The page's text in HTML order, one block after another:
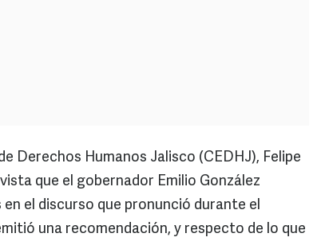
Derechos Humanos Jalisco (CEDHJ), Felipe
que el gobernador Emilio González
el discurso que pronunció durante el
una recomendación, y respecto de lo que